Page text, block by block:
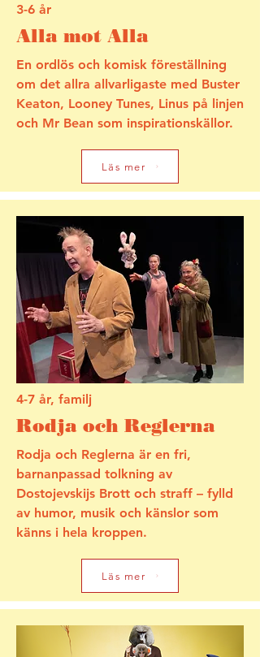
3-6 år
Alla mot Alla
En ordlös och komisk föreställning
om det allra allvarligaste med Buster
Keaton, Looney Tunes, Linus på linjen
och Mr Bean som inspirationskällor.
Läs mer
4-7 år, familj
Rodja och Reglerna
Rodja och Reglerna är en fri,
barnanpassad tolkning av
Dostojevskijs Brott och straff – fylld
av humor, musik och känslor som
känns i hela kroppen.
Läs mer